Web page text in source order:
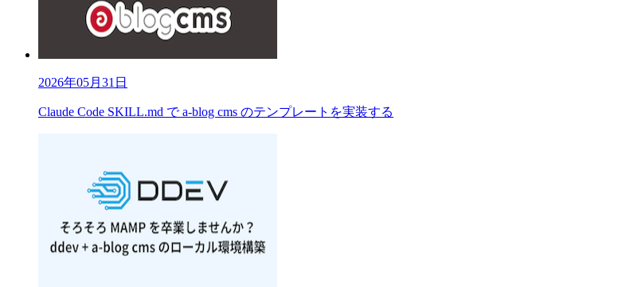
2026年05月31日
Claude Code SKILL.md で a-blog cms のテンプレートを実装する